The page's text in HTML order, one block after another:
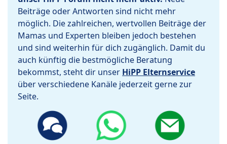
Beiträge oder Antworten sind nicht mehr
möglich. Die zahlreichen, wertvollen Beiträge der
Mamas und Experten bleiben jedoch bestehen
und sind weiterhin für dich zugänglich. Damit du
auch künftig die bestmögliche Beratung
bekommst, steht dir unser HiPP Elternservice
über verschiedene Kanäle jederzeit gerne zur
Seite.